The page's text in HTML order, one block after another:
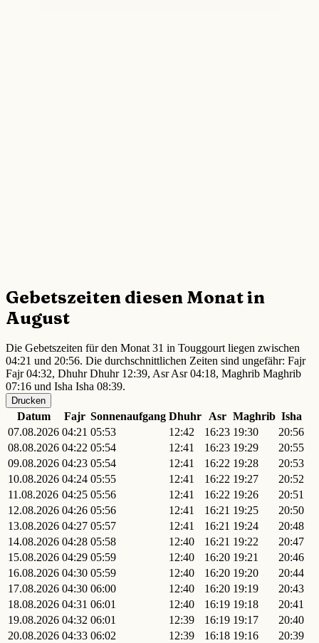
Gebetszeiten diesen Monat in
August
Die Gebetszeiten für den Monat 31 in Touggourt liegen zwischen
04:21 und 20:56. Die durchschnittlichen Zeiten sind ungefähr: Fajr
Fajr 04:32, Dhuhr Dhuhr 12:39, Asr Asr 04:18, Maghrib Maghrib
07:16 und Isha Isha 08:39.
Drucken
Datum Fajr Sonnenaufgang Dhuhr Asr Maghrib Isha
07.08.2026 04:21 05:53 12:42 16:23 19:30
20:56
08.08.2026 04:22 05:54 12:41 16:23 19:29
20:55
09.08.2026 04:23 05:54 12:41 16:22 19:28
20:53
10.08.2026 04:24 05:55 12:41 16:22 19:27
20:52
11.08.2026 04:25 05:56 12:41 16:22 19:26
20:51
12.08.2026 04:26 05:56 12:41 16:21 19:25
20:50
13.08.2026 04:27 05:57 12:41 16:21 19:24
20:48
14.08.2026 04:28 05:58 12:40 16:21 19:22
20:47
15.08.2026 04:29 05:59 12:40 16:20 19:21
20:46
16.08.2026 04:30 05:59 12:40 16:20 19:20
20:44
17.08.2026 04:30 06:00 12:40 16:20 19:19
20:43
18.08.2026 04:31 06:01 12:40 16:19 19:18
20:41
19.08.2026 04:32 06:01 12:39 16:19 19:17
20:40
20.08.2026 04:33 06:02 12:39 16:18 19:16
20:39